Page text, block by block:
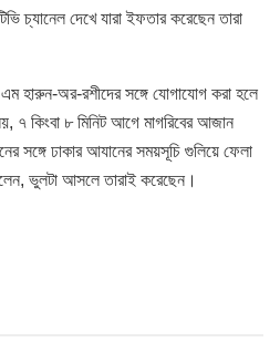
চ্যানেল দেখে যারা ইফতার করেছেন তারা
এম হারুন-অর-রশীদের সঙ্গে যোগাযোগ করা হলে
৭ কিংবা ৮ মিনিট আগে মাগরিবের আজান
সঙ্গে ঢাকার আযানের সময়সূচি গুলিয়ে ফেলা
ভুলটা আসলে তারাই করেছেন।